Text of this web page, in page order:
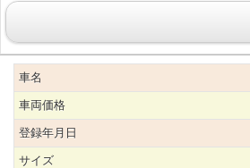
車名
車両価格
登録年月日
サイズ